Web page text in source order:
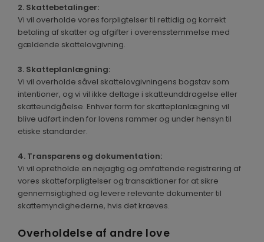
2. Skattebetalinger:
Vi vil overholde vores forpligtelser til rettidig og korrekt
betaling af skatter og afgifter i overensstemmelse med
gældende skattelovgivning.
3. Skatteplanlægning:
Vi vil overholde såvel skattelovgivningens bogstav som
intentioner, og vi vil ikke deltage i skatteunddragelse eller
skatteundgåelse. Enhver form for skatteplanlægning vil
blive udført inden for lovens rammer og under hensyn til
etiske standarder.
4. Transparens og dokumentation:
Vi vil opretholde en nøjagtig og omfattende registrering af
vores skatteforpligtelser og transaktioner for at sikre
gennemsigtighed og levere relevante dokumenter til
skattemyndighederne, hvis det kræves.
Overholdelse af andre love